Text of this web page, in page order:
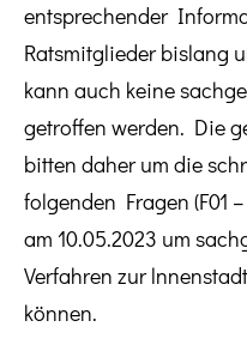
entsprechender
Ratsmitglieder bislang
kann auch keine
getroffen werden. Die
bitten daher um die
folgenden Fragen (F01
am 10.05.2023 um
Verfahren zur
können.